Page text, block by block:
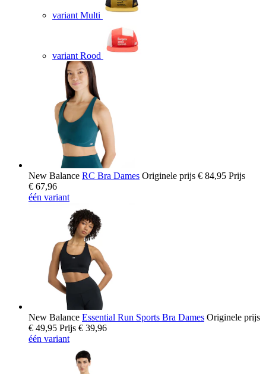
variant Multi
variant Rood
New Balance RC Bra Dames Originele prijs € 84,95 Prijs
€ 67,96
één variant
New Balance Essential Run Sports Bra Dames Originele prijs
€ 49,95 Prijs € 39,96
één variant